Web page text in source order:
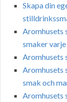
Skapa din
Aromhusets
smaker
Aromhusets
Aromhusets
smak och
Aromhusets